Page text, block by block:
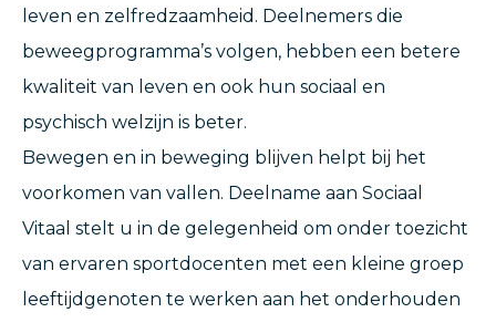
leven en zelfredzaamheid. Deelnemers die
beweegprogramma’s volgen, hebben een betere
kwaliteit van leven en ook hun sociaal en
psychisch welzijn is beter.
Bewegen en in beweging blijven helpt bij het
voorkomen van vallen. Deelname aan Sociaal
Vitaal stelt u in de gelegenheid om onder toezicht
van ervaren sportdocenten met een kleine groep
leeftijdgenoten te werken aan het onderhouden